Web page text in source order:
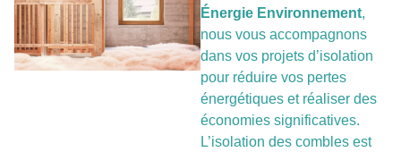
Énergie Environnement,
nous vous accompagnons
dans vos projets d’isolation
pour réduire vos pertes
énergétiques et réaliser des
économies significatives.
L’isolation des combles est